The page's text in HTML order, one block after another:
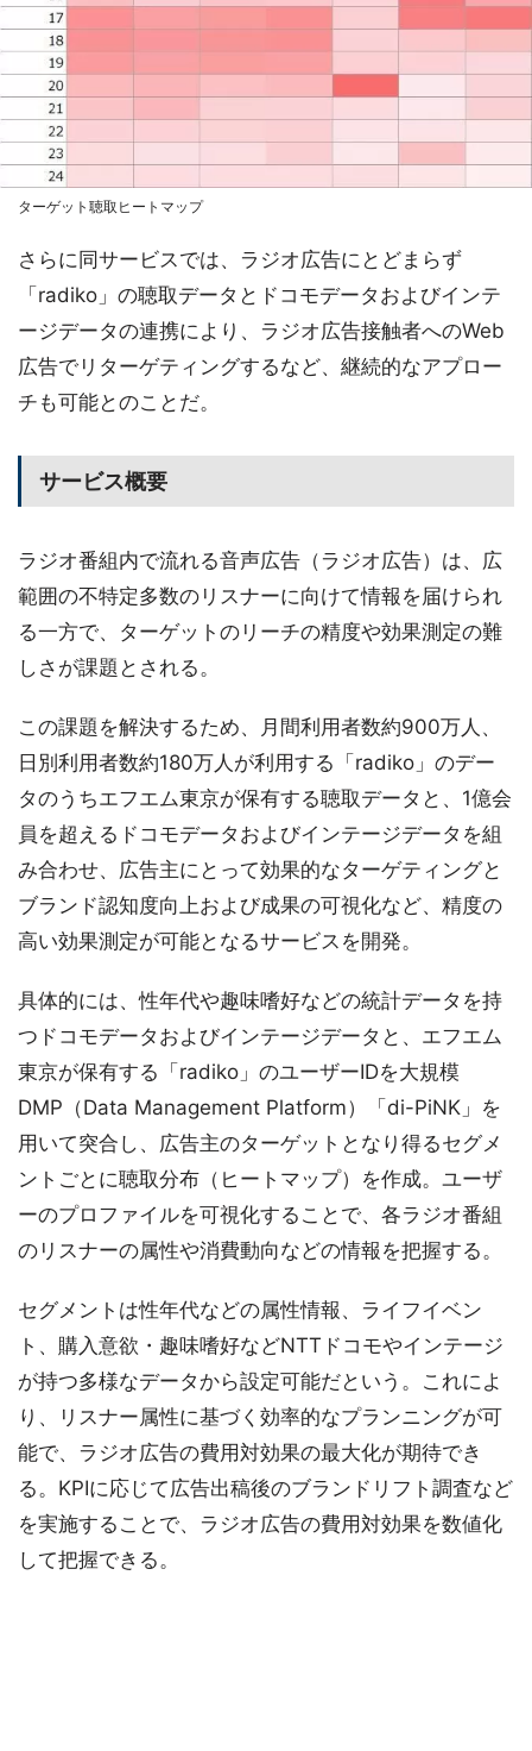
ターゲット聴取ヒートマップ
さらに同サービスでは、ラジオ広告にとどまらず
「radiko」の聴取データとドコモデータおよびインテ
ージデータの連携により、ラジオ広告接触者へのWeb
広告でリターゲティングするなど、継続的なアプロー
チも可能とのことだ。
サービス概要
ラジオ番組内で流れる音声広告（ラジオ広告）は、広
範囲の不特定多数のリスナーに向けて情報を届けられ
る一方で、ターゲットのリーチの精度や効果測定の難
しさが課題とされる。
この課題を解決するため、月間利用者数約900万人、
日別利用者数約180万人が利用する「radiko」のデー
タのうちエフエム東京が保有する聴取データと、1億会
員を超えるドコモデータおよびインテージデータを組
み合わせ、広告主にとって効果的なターゲティングと
ブランド認知度向上および成果の可視化など、精度の
高い効果測定が可能となるサービスを開発。
具体的には、性年代や趣味嗜好などの統計データを持
つドコモデータおよびインテージデータと、エフエム
東京が保有する「radiko」のユーザーIDを大規模
DMP（Data Management Platform）「di-PiNK」を
用いて突合し、広告主のターゲットとなり得るセグメ
ントごとに聴取分布（ヒートマップ）を作成。ユーザ
ーのプロファイルを可視化することで、各ラジオ番組
のリスナーの属性や消費動向などの情報を把握する。
セグメントは性年代などの属性情報、ライフイベン
ト、購入意欲・趣味嗜好などNTTドコモやインテージ
が持つ多様なデータから設定可能だという。これによ
り、リスナー属性に基づく効率的なプランニングが可
能で、ラジオ広告の費用対効果の最大化が期待でき
る。KPIに応じて広告出稿後のブランドリフト調査など
を実施することで、ラジオ広告の費用対効果を数値化
して把握できる。